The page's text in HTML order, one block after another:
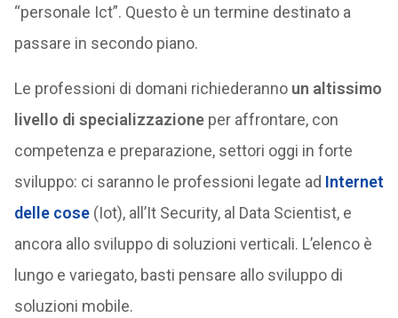
“personale Ict”. Questo è un termine destinato a
passare in secondo piano.
Le professioni di domani richiederanno un altissimo
livello di specializzazioneper affrontare, con
competenza e preparazione, settori oggi in forte
sviluppo: ci saranno le professioni legate ad Internet
delle cose(Iot), all’It Security, al Data Scientist, e
ancora allo sviluppo di soluzioni verticali. L’elenco è
lungo e variegato, basti pensare allo sviluppo di
soluzioni mobile.